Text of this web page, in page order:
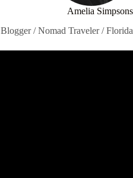
Amelia Simpsons
Blogger / Nomad Traveler / Florida